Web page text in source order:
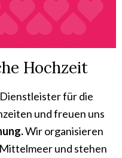
Hochzeit
für die
undfreuen uns
Wir organisieren
und stehen